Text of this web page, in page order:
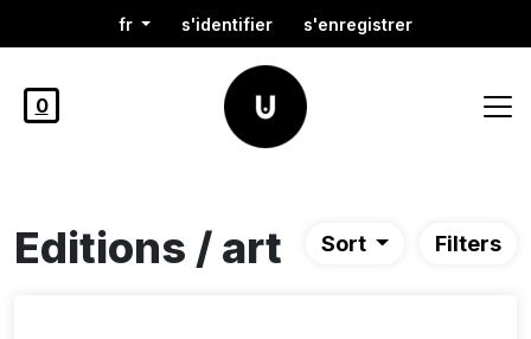
fr s'identifier s'enregistrer
0
Editions / art Sort Filters